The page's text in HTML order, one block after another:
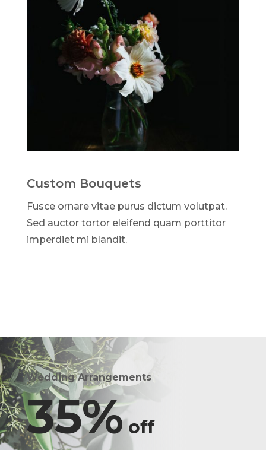
Custom Bouquets
Fusce ornare vitae purus dictum volutpat.
Sed auctor tortor eleifend quam porttitor
imperdiet mi blandit.
Wedding Arrangements
35%off